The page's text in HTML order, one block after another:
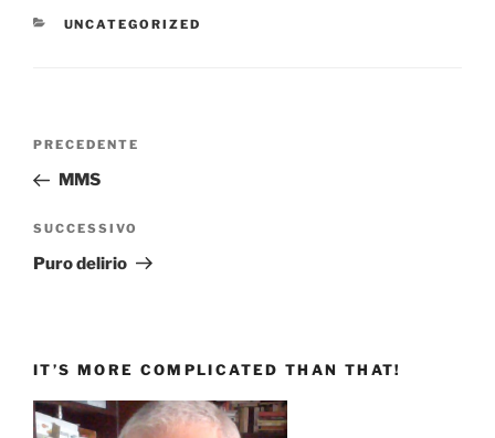
CATEGORIE
UNCATEGORIZED
Navigazione
Articolo
precedente:
PRECEDENTE
MMS
Articolo
successivo
SUCCESSIVO
Puro delirio
IT’S MORE COMPLICATED THAN THAT!